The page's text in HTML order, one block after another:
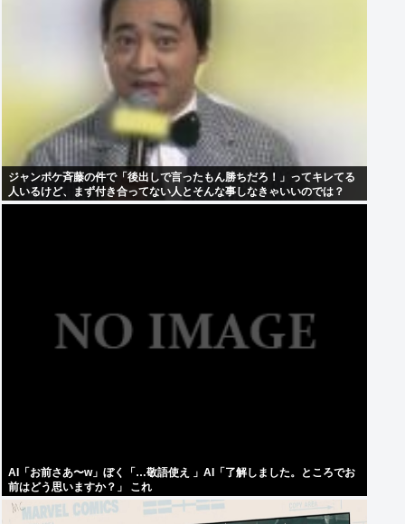
ジャンポケ斉藤の件で「後出しで言ったもん勝ちだろ！」ってキレてる
人いるけど、まず付き合ってない人とそんな事しなきゃいいのでは？
AI「お前さあ〜w」ぼく「…敬語使え 」AI「了解しました。ところでお
前はどう思いますか？」 これ